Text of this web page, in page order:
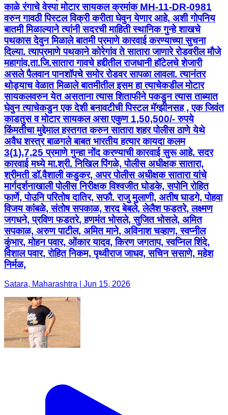
काळे रंगाचे वेस्पा मोटार सायकल क्रमांक MH-11-DR-0981
वरुन गावठी पिस्टल विक्री करीता घेवुन येणार आहे. अशी गोपनिय
बातमी मिळाल्याने त्यांनी सदरची माहिती स्थानिक गुन्हे शाखचे
पथकास देवुन मिळाले बातमी प्रमाणे कारवाई करण्याच्या सुचना
दिल्या. त्याप्रमाणे पथकाने कोरेगांव ते सातारा जाणारे रोडवरील मौजे
महागांव,ता.जि.सातारा गावचे हद्दीतील राजधानी हॉटेलचे शेजारी
असले पैलवान पानशॉपचे समोर रोडवर सापळा लावला. त्यानंतर
थोड्याच वेळात मिळाले बातमीतील इसम हा त्याचेकडील मोटार
सायकलवरुन येत असताना त्यास शिताफीने पकडुन त्यास ताब्यात
घेवुन त्याचेकडुन एक देशी बनावटीची पिस्टल मॅग्झीनसह , एक जिवंत
काडतुस व मोटार सायकल असा एकुण 1,50,500/- रुपये
किंमतीचा मुद्देमाल हस्तगत करुन सातारा शहर पोलीस ठाणे येथे
अवैध शस्त्र बाळगले बाबत भारतीय हत्यार कायदा कलम
3(1),7,25 प्रमाणे गुन्हा नोंद करण्याची कारवाई सुरू आहे. सदर
कारवाई मध्ये मा.श्री. निखिल पिंगळे, पोलीस अधीक्षक सातारा,
श्रीमती डॉ.वैशाली कडुकर, अपर पोलीस अधीक्षक सातारा यांचे
मार्गदर्शनाखाली पोलीस निरीक्षक विश्वजीत घोडके, सपोनि रोहित
फार्णे, पोउनि परितोष दातिर, सफौ. राजु मुलाणी, अतीष घाडगे, पोहवा
विजय कांबळे, संतोष सपकाळ, शरद बेबले, लेलैश फडतरे, लक्ष्मण
जगधने, प्रविण फडतरे, हणमंत भोसले, सुजित भोसले, अमित
सपकाळ, अरुण पाटील, अमित माने, अविनाश चव्हाण, स्वप्नील
कुंभार, मोहन पवार, ओंकार यादव, किरण जगताप, स्वप्निल शिंदे,
विशाल पवार, रोहित निकम, पृथ्वीराज जाधव, सचिन ससाणे, महेश
निर्मळ,
Satara, Maharashtra | Jun 15, 2026